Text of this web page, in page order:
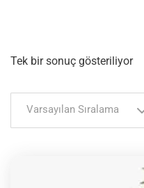
Tek bir sonuç gösteriliyor
Varsayılan Sıralama